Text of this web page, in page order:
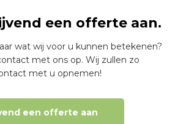
een offerte aan.
wat wij voor u kunnen betekenen?
met ons op. Wij zullen zo
met u opnemen!
een offerte aan